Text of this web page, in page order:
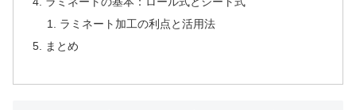
ラミネート加工の利点と活用法
まとめ